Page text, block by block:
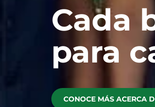
Cada
para
CONOCE MÁS ACERCA